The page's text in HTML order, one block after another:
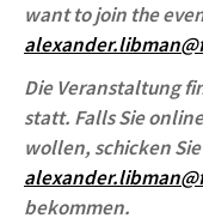
want to join the
Die Veranstaltung
statt. Falls Sie
wollen, schicken
bekommen.